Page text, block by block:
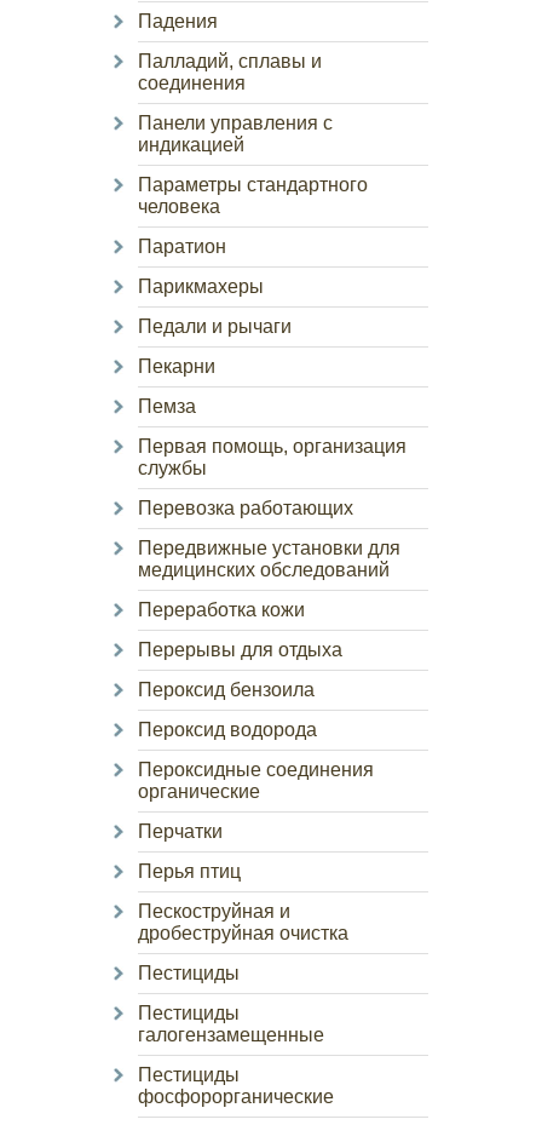
Падения
Палладий, сплавы и
соединения
Панели управления с
индикацией
Параметры стандартного
человека
Паратион
Парикмахеры
Педали и рычаги
Пекарни
Пемза
Первая помощь, организация
службы
Перевозка работающих
Передвижные установки для
медицинских обследований
Переработка кожи
Перерывы для отдыха
Пероксид бензоила
Пероксид водорода
Пероксидные соединения
органические
Перчатки
Перья птиц
Пескоструйная и
дробеструйная очистка
Пестициды
Пестициды
галогензамещенные
Пестициды
фосфорорганические